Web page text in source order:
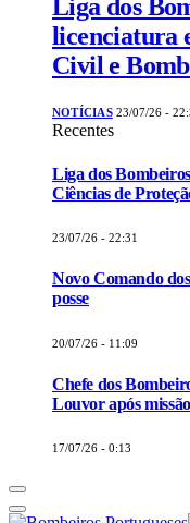
Liga dos
licenciatura
Civil e
NOTÍCIAS 23/07/26 -
Recentes
Liga dos
Ciências de
23/07/26 - 22:31
Novo Comando
posse
20/07/26 - 11:09
Chefe dos
Louvor após
17/07/26 - 0:13